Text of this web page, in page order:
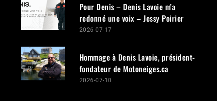
Refuser
Voir les préférences
Pour Denis – Denis Lavoie m’a
redonné une voix – Jessy Poirier
2026-07-17
Hommage à Denis Lavoie, président-
fondateur de Motoneiges.ca
2026-07-10